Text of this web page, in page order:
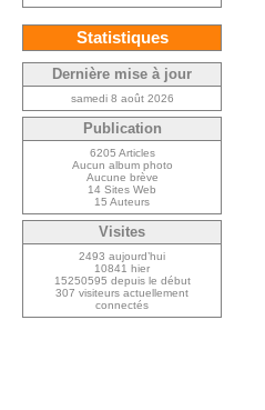
Statistiques
Dernière mise à jour
samedi 8 août 2026
Publication
6205 Articles
Aucun album photo
Aucune brève
14 Sites Web
15 Auteurs
Visites
2493 aujourd’hui
10841 hier
15250595 depuis le début
307 visiteurs actuellement
connectés